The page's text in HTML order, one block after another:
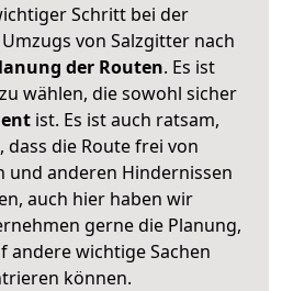
Schritt bei der
von Salzgitter nach
der Routen. Es ist
wählen, die sowohl sicher
ist. Es ist auch ratsam,
dass die Route frei von
und anderen Hindernissen
auch hier haben wir
gerne die Planung,
andere wichtige Sachen
können.